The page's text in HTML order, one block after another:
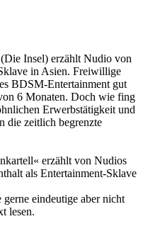
Insel) erzählt Nudio von
in Asien. Freiwillige
BDSM-Entertainment gut
6 Monaten. Doch wie fing
Erwerbstätigkeit und
die zeitlich begrenzte
erzählt von Nudios
als Entertainment-Sklave
eindeutige aber nicht
lesen.